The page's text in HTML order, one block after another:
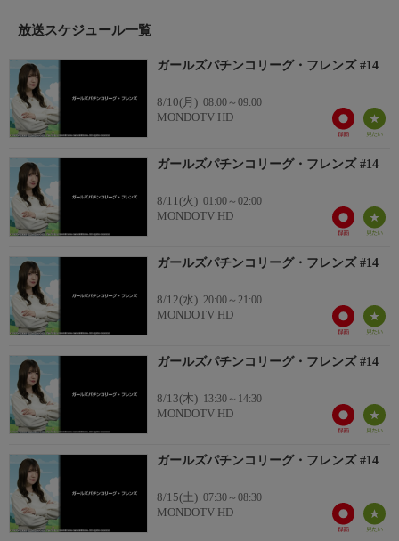
ゆうき・道井悠・湯川舞
＃１４ 政重ゆうきＶＳかおりっきぃ☆
番組内容 2/2
リーグ第１４戦は政重ゆうきＶＳかおりっきぃ☆の対戦。
１００回転以内に大当たりのボーナスカードを引いた政重ゆうき
３機種で大当たりのボーナスカードを引いたかおりっきぃ☆、ｅ
リコリス・リコイルから実戦スタート。
放送スケジュール一覧
ガールズパチンコリーグ・フレンズ #14
8/10(月) 08:00～09:00
MONDOTV HD
ガールズパチンコリーグ・フレンズ #14
8/11(火) 01:00～02:00
MONDOTV HD
ガールズパチンコリーグ・フレンズ #14
8/12(水) 20:00～21:00
MONDOTV HD
ガールズパチンコリーグ・フレンズ #14
8/13(木) 13:30～14:30
MONDOTV HD
ガールズパチンコリーグ・フレンズ #14
8/15(土) 07:30～08:30
MONDOTV HD